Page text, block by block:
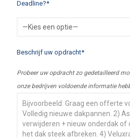
Deadline?*
Beschrijf uw opdracht*
Probeer uw opdracht zo gedetailleerd
onze bedrijven voldoende informatie